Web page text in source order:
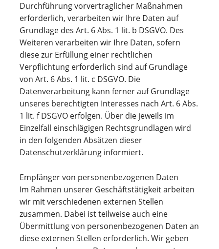
Durchführung vorvertraglicher Maßnahmen
erforderlich, verarbeiten wir Ihre Daten auf
Grundlage des Art. 6 Abs. 1 lit. b DSGVO. Des
Weiteren verarbeiten wir Ihre Daten, sofern
diese zur Erfüllung einer rechtlichen
Verpflichtung erforderlich sind auf Grundlage
von Art. 6 Abs. 1 lit. c DSGVO. Die
Datenverarbeitung kann ferner auf Grundlage
unseres berechtigten Interesses nach Art. 6 Abs.
1 lit. f DSGVO erfolgen. Über die jeweils im
Einzelfall einschlägigen Rechtsgrundlagen wird
in den folgenden Absätzen dieser
Datenschutzerklärung informiert.
Empfänger von personenbezogenen Daten
Im Rahmen unserer Geschäftstätigkeit arbeiten
wir mit verschiedenen externen Stellen
zusammen. Dabei ist teilweise auch eine
Übermittlung von personenbezogenen Daten an
diese externen Stellen erforderlich. Wir geben